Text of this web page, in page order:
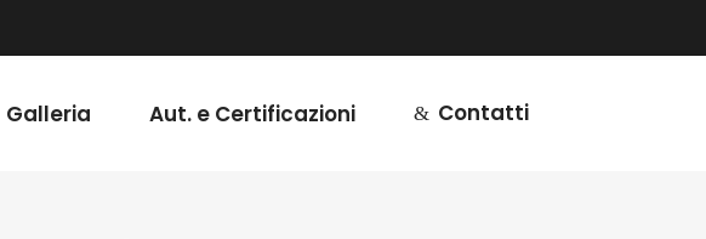
Galleria Aut. e Certificazioni Contatti